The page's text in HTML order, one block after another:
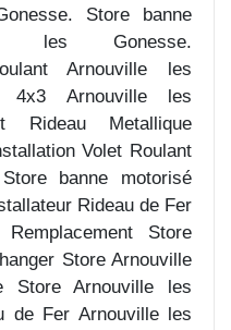
Store banne
les Gonesse.
Arnouville les
4x3 Arnouville les
Rideau Metallique
Volet Roulant
banne motorisé
Rideau de Fer
Store
Store Arnouville
Store Arnouville les
de Fer Arnouville les